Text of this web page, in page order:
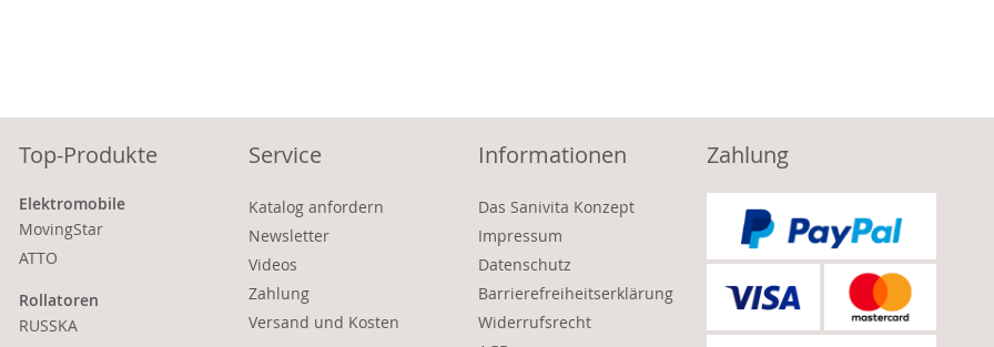
Top-Produkte
Elektromobile
MovingStar
ATTO
Rollatoren
RUSSKA
Service
Katalog anfordern
Newsletter
Videos
Zahlung
Versand und Kosten
Informationen
Das Sanivita Konzept
Impressum
Datenschutz
Barrierefreiheitserklärung
Widerrufsrecht
Zahlung